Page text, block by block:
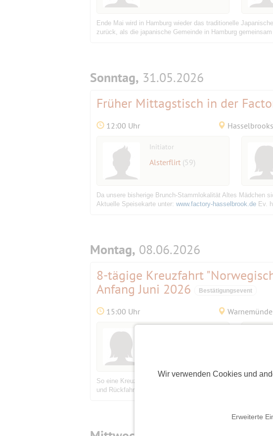
Wir verwenden Cookies und
Erweiterte
Ende Mai wird in Hamburg wieder das traditionelle
zurück, als die japanische Gemeinde in Hamburg
Sonntag, 31.05.2026
Früher Mittagstisch in der
12:00 Uhr
Initiator
Alsterflirt (59)
Da unsere bisherige Brunch-Stammlokalität Altes Mädchen
Aktuelle Speisekarte unter: www.factory-hasselbrook.de Ev.
Montag, 08.06.2026
8-tägige Kreuzfahrt
Anfang Juni 2026
Bestätigungsevent
15:00 Uhr Warnemünde
So eine Kreuzfahrt wollte ich wenigstens einmal machen😊.
und Rückfahrt versuche ich mal mit der Deutschen Bahn